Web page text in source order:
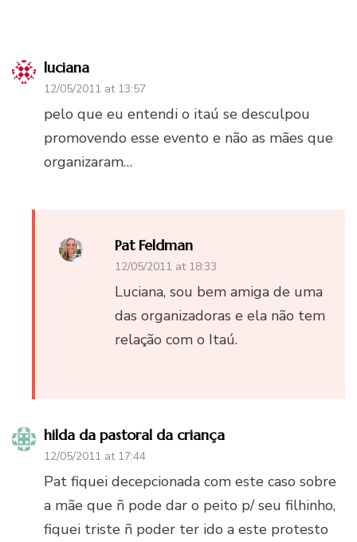
luciana
12/05/2011 at 13:57
pelo que eu entendi o itaú se desculpou
promovendo esse evento e não as mães que
organizaram…
Pat Feldman
12/05/2011 at 18:33
Luciana, sou bem amiga de uma
das organizadoras e ela não tem
relação com o Itaú.
hilda da pastoral da criança
12/05/2011 at 17:44
Pat fiquei decepcionada com este caso sobre
a mãe que ñ pode dar o peito p/ seu filhinho,
fiquei triste ñ poder ter ido a este protesto